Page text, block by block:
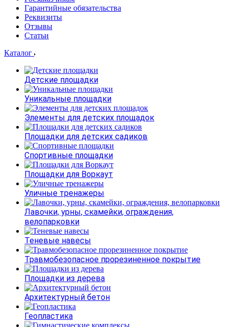
Гарантийные обязательства
Реквизиты
Отзывы
Статьи
Каталог
Детские площадки
Уникальные площадки
Элементы для детских площадок
Площадки для детских садиков
Спортивные площадки
Площадки для Воркаут
Уличные тренажеры
Лавочки, урны, скамейки, ограждения,
велопарковки
Теневые навесы
Травмобезопасное прорезиненное покрытие
Площадки из дерева
Архитектурный бетон
Геопластика